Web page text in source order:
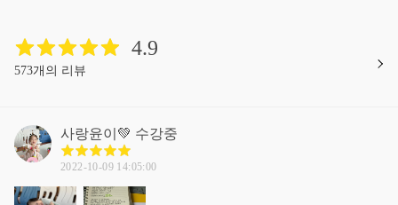
4.9
573개의 리뷰
사랑윤이💚 수강중
2022-10-09 14:05:00